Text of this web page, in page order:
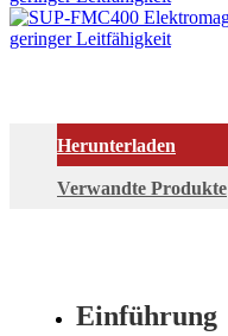
Herunterladen
Verwandte Produkte
Einführung